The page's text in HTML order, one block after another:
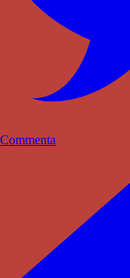
Commenta